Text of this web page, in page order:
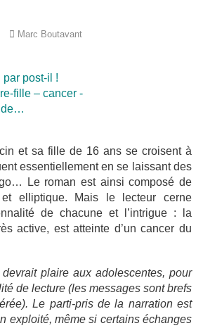
 Marc Boutavant
post-il !
fille – cancer -
et sa fille de 16 ans se croisent à
essentiellement en se laissant des
Le roman est ainsi composé de
elliptique. Mais le lecteur cerne
de chacune et l’intrigue : la
active, est atteinte d’un cancer du
plaire aux adolescentes, pour
de lecture (les messages sont brefs
Le parti-pris de la narration est
exploité, même si certains échanges